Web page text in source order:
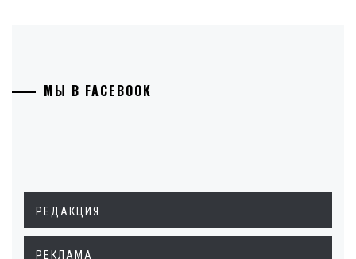
МЫ В FACEBOOK
РЕДАКЦИЯ
РЕКЛАМА